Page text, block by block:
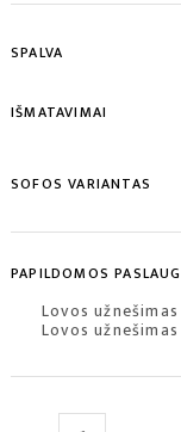
SPALVA
IŠMATAVIMAI
SOFOS VARIANTAS
PAPILDOMOS
Lovos užnešimas
Lovos